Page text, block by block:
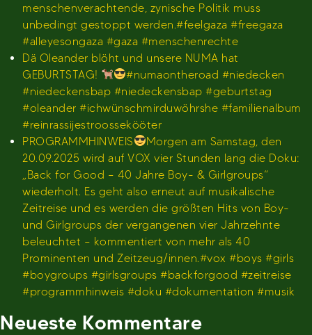
menschenverachtende, zynische Politik muss
unbedingt gestoppt werden.#feelgaza #freegaza
#alleyesongaza #gaza #menschenrechte
Dä Oleander blöht und unsere NUMA hat
GEBURTSTAG!
#numaontheroad #niedecken
#niedeckensbap #niedeckensbap #geburtstag
#oleander #ichwünschmirduwöhrshe #familienalbum
#reinrassijestroossekööter
PROGRAMMHINWEIS
Morgen am Samstag, den
20.09.2025 wird auf VOX vier Stunden lang die Doku:
„Back for Good – 40 Jahre Boy- & Girlgroups“
wiederholt. Es geht also erneut auf musikalische
Zeitreise und es werden die größten Hits von Boy-
und Girlgroups der vergangenen vier Jahrzehnte
beleuchtet – kommentiert von mehr als 40
Prominenten und Zeitzeug/innen.#vox #boys #girls
#boygroups #girlsgroups #backforgood #zeitreise
#programmhinweis #doku #dokumentation #musik
Neueste Kommentare